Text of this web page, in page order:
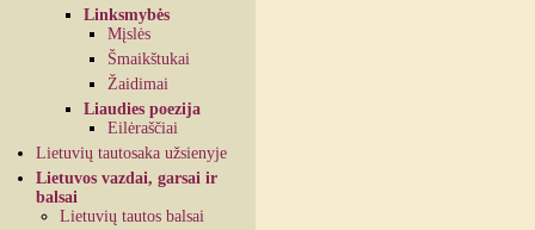
Linksmybės
Mįslės
Šmaikštukai
Žaidimai
Liaudies poezija
Eilėraščiai
Lietuvių tautosaka užsienyje
Lietuvos vazdai, garsai ir
balsai
Lietuvių tautos balsai